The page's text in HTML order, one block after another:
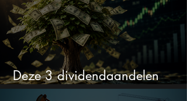
Deze 3 dividendaandelen
kunnen binnenkort flink stijgen